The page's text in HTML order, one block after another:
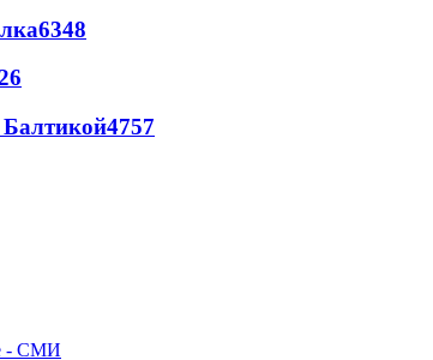
6348
Балтикой4757